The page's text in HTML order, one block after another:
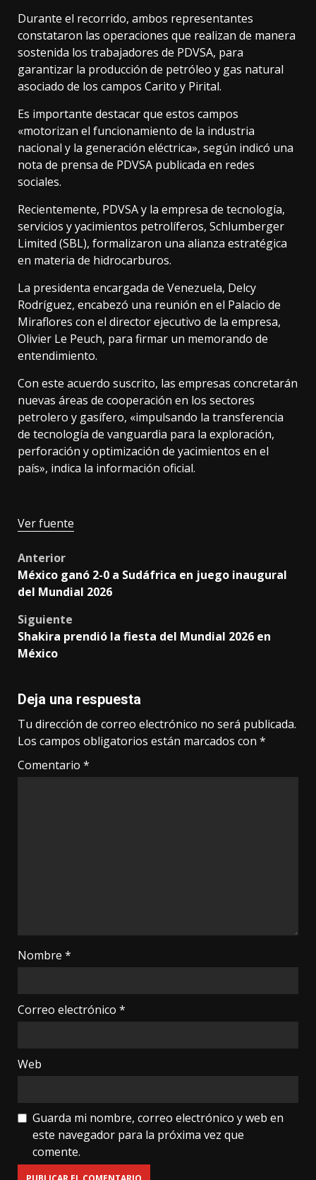
Durante el recorrido, ambos representantes
constataron las operaciones que realizan de manera
sostenida los trabajadores de PDVSA, para
garantizar la producción de petróleo y gas natural
asociado de los campos Carito y Pirital.
Es importante destacar que estos campos
«motorizan el funcionamiento de la industria
nacional y la generación eléctrica», según indicó una
nota de prensa de PDVSA publicada en redes
sociales.
Recientemente, PDVSA y la empresa de tecnología,
servicios y yacimientos petrolíferos, Schlumberger
Limited (SBL), formalizaron una alianza estratégica
en materia de hidrocarburos.
La presidenta encargada de Venezuela, Delcy
Rodríguez, encabezó una reunión en el Palacio de
Miraflores con el director ejecutivo de la empresa,
Olivier Le Peuch, para firmar un memorando de
entendimiento.
Con este acuerdo suscrito, las empresas concretarán
nuevas áreas de cooperación en los sectores
petrolero y gasífero, «impulsando la transferencia
de tecnología de vanguardia para la exploración,
perforación y optimización de yacimientos en el
país», indica la información oficial.
Ver fuente
Post
navigation
Anterior
México ganó 2-0 a Sudáfrica en juego inaugural
del Mundial 2026
Siguiente
Shakira prendió la fiesta del Mundial 2026 en
México
Deja una respuesta
Tu dirección de correo electrónico no será publicada.
Los campos obligatorios están marcados con *
Comentario *
Nombre *
Correo electrónico *
Web
Guarda mi nombre, correo electrónico y web en
este navegador para la próxima vez que
comente.